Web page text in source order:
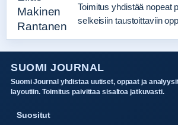
Toimitus yhdistää nopeat
selkeisiin taustoittaviin
SUOMI JOURNAL
Suomi Journal yhdistaa uutiset, oppaat ja
layoutiin. Toimitus paivittaa sisaltoa jatkuvasti.
Suositut